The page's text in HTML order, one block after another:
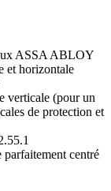
ASSA ABLOY
et horizontale
verticale (pour un
de protection et
parfaitement centré